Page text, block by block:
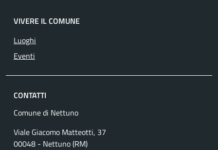
VIVERE IL COMUNE
Luoghi
Eventi
CONTATTI
Comune di Nettuno
Viale Giacomo Matteotti, 37
00048 - Nettuno (RM)